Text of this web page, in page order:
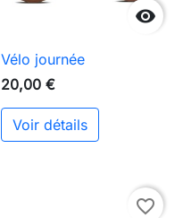

Vélo journée
20,00 €
Voir détails
favorite_border